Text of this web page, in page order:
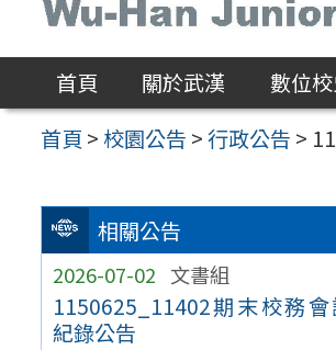
區
首頁 關於武漢 數位
首頁 >校園公告 >行政公告 >
相關公告
2026-07-02 文書組
1150625_11402期末校務會
紀錄公告